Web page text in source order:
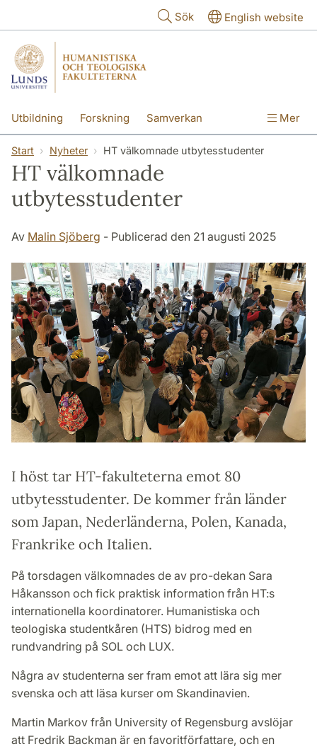
Sök English website
Utbildning Forskning Samverkan
Kontakt Om fakulteterna
Mer
Start Nyheter HT välkomnade utbytesstudenter
HT välkomnade
utbytesstudenter
Av Malin Sjöberg - Publicerad den 21 augusti 2025
I höst tar HT-fakulteterna emot 80
utbytesstudenter. De kommer från länder
som Japan, Nederländerna, Polen, Kanada,
Frankrike och Italien.
På torsdagen välkomnades de av pro-dekan Sara
Håkansson och fick praktisk information från HT:s
internationella koordinatorer. Humanistiska och
teologiska studentkåren (HTS) bidrog med en
rundvandring på SOL och LUX.
Några av studenterna ser fram emot att lära sig mer
svenska och att läsa kurser om Skandinavien.
Martin Markov från University of Regensburg avslöjar
att Fredrik Backman är en favoritförfattare, och en